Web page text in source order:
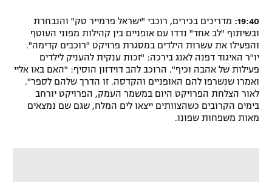
המגזין
19:40:
מדריכים בכירים, רוכבי "ישראל פרמייר טק" והנבחרת
ובשיתוף "לב אחד" נדדו עם אופניים בין קהילות מפוני העוטף
והפעילו את עשרות הילדים במסגרת פרויקט "רוכבים קדימה".
יו"ר האיגוד דפנה לאנג בירכה: "זכות ענקית להעניק לילדים
פעילות של אהבה וכיף". הרוכב להב דוידזון הוסיף: "האם באו אליי
ואמרו שנשרפו להם האופניים והקדסה. זו הדרך שלהם לספר".
לאור הצלחת הפרויקט היום במשמר העמק, הפרויקט יורחב
בימים הקרובים כשהצוותים ייצאו לים המלח, שגם שם נמצאים
מאות משפחות שפונו.